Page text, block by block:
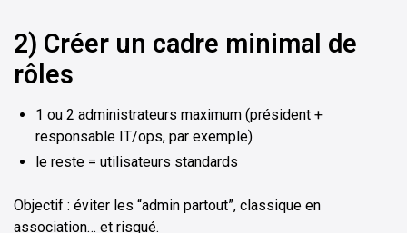
2) Créer un cadre minimal de
rôles
1 ou 2 administrateurs maximum (président +
responsable IT/ops, par exemple)
le reste = utilisateurs standards
Objectif : éviter les “admin partout”, classique en
association… et risqué.